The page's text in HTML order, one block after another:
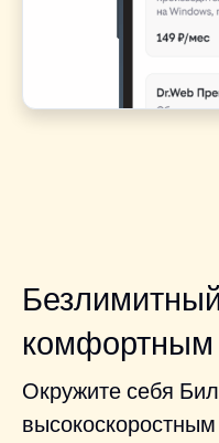
комфортным
Окружите себя